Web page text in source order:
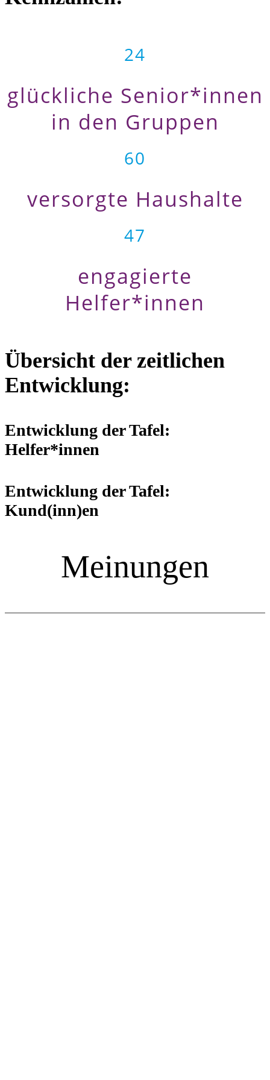
24
glückliche Senior*innen
in den Gruppen
60
versorgte Haushalte
47
engagierte
Helfer*innen
Übersicht der zeitlichen
Entwicklung:
Entwicklung der Tafel:
Helfer*innen
Entwicklung der Tafel:
Kund(inn)en
Meinungen